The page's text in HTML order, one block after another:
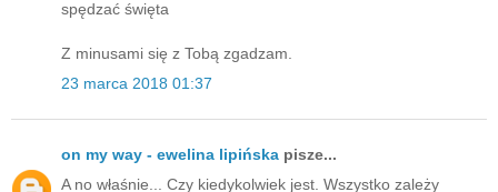
spędzać święta
Z minusami się z Tobą zgadzam.
23 marca 2018 01:37
on my way - ewelina lipińska pisze...
A no właśnie... Czy kiedykolwiek jest. Wszystko zależy